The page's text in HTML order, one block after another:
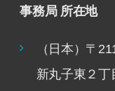
事務局 所在地
（日本）〒
新丸子東２